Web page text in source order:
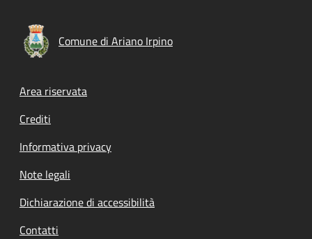
Comune di Ariano Irpino
Footer menu
Area riservata
Crediti
Informativa privacy
Note legali
Dichiarazione di accessibilità
Contatti